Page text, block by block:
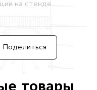
на стенде
Поделиться